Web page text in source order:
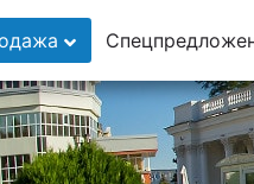
5555-929
3054-111